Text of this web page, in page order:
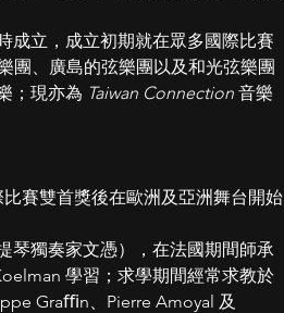
成立，成立初期就在眾多國際比賽
團、廣島的弦樂團以及和光弦樂團
；現亦為 Taiwan Connection ⾳樂
賽雙⾸獎後在歐洲及亞洲舞台開始
琴獨奏家文憑），在法國期間師承
學習；求學期間經常求教於
Graﬃn、Pierre Amoyal 及